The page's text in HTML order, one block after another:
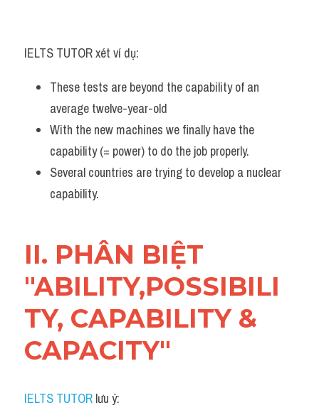
IELTS TUTOR xét ví dụ:
These tests are beyond the capability of an
average twelve-year-old
With the new machines we finally have the
capability (= power) to do the job properly.
Several countries are trying to develop a nuclear
capability.
II. PHÂN BIỆT
"ABILITY,POSSIBILI
TY, CAPABILITY &
CAPACITY"
IELTS TUTOR lưu ý: